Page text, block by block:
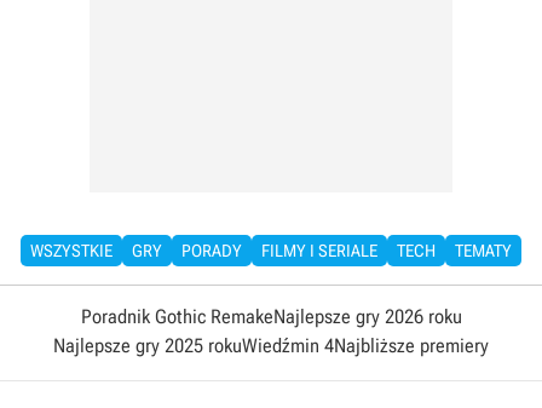
WSZYSTKIE GRY PORADY FILMY I SERIALE TECH TEMATY
Poradnik Gothic RemakeNajlepsze gry 2026 roku
Najlepsze gry 2025 rokuWiedźmin 4Najbliższe premiery